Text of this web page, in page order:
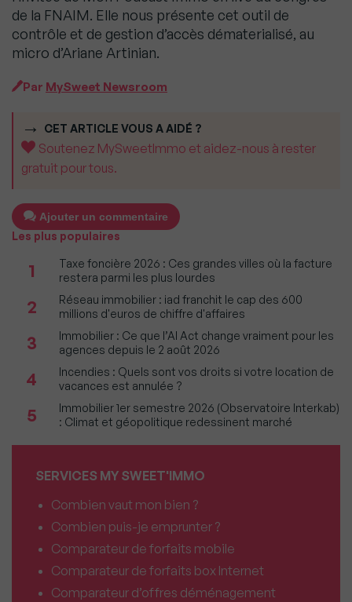
de la FNAIM. Elle nous présente cet outil de
contrôle et de gestion d’accès dématerialisé, au
micro d’Ariane Artinian.
Par MySweet Newsroom
CET ARTICLE VOUS A AIDÉ ?
Soutenez MySweetImmo et aidez-nous à rester
gratuit pour tous.
Ajouter un commentaire
Les plus populaires
1
Taxe foncière 2026 : Ces grandes villes où la facture
restera parmi les plus lourdes
2
Réseau immobilier : iad franchit le cap des 600
millions d'euros de chiffre d'affaires
3
Immobilier : Ce que l’AI Act change vraiment pour les
agences depuis le 2 août 2026
4
Incendies : Quels sont vos droits si votre location de
vacances est annulée ?
5
Immobilier 1er semestre 2026 (Observatoire Interkab)
: Climat et géopolitique redessinent marché
SERVICES MY SWEET'IMMO
Combien vaut mon bien ?
Combien puis-je emprunter ?
Comparateur de forfaits mobile
Comparateur de forfaits box Internet
Comparateur d’offres déménagement